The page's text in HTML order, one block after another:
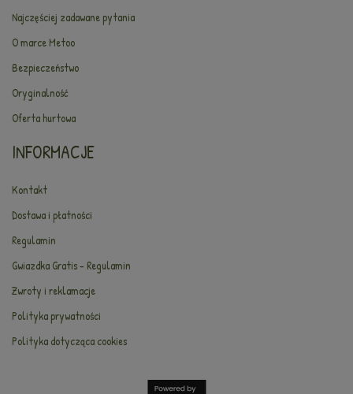
Najczęściej zadawane pytania
O marce Metoo
Bezpieczeństwo
Oryginalność
Oferta hurtowa
INFORMACJE
Kontakt
Dostawa i płatności
Regulamin
Gwiazdka Gratis - Regulamin
Zwroty i reklamacje
Polityka prywatności
Polityka dotycząca cookies